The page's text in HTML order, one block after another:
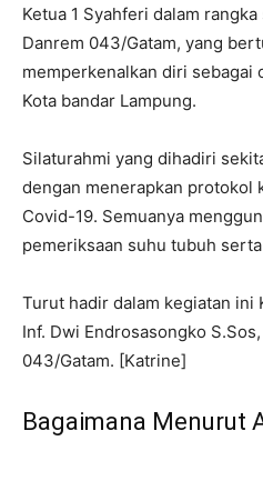
Ketua 1 Syahferi dalam
Danrem 043/Gatam, yang
memperkenalkan diri sebagai
Kota bandar Lampung.
Silaturahmi yang dihadiri
dengan menerapkan protokol
Covid-19. Semuanya
pemeriksaan suhu tubuh
Turut hadir dalam kegiatan ini
Inf. Dwi Endrosasongko
043/Gatam. [Katrine]
Bagaimana Menurut